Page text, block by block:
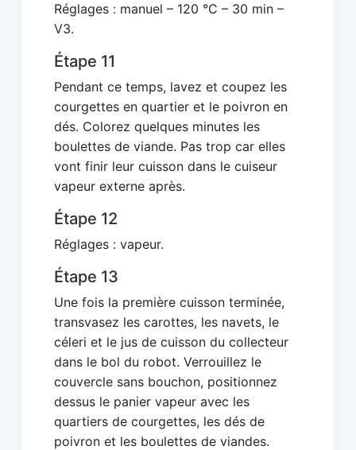
Réglages : manuel – 120 °C – 30 min –
V3.
Étape 11
Pendant ce temps, lavez et coupez les
courgettes en quartier et le poivron en
dés. Colorez quelques minutes les
boulettes de viande. Pas trop car elles
vont finir leur cuisson dans le cuiseur
vapeur externe après.
Étape 12
Réglages : vapeur.
Étape 13
Une fois la première cuisson terminée,
transvasez les carottes, les navets, le
céleri et le jus de cuisson du collecteur
dans le bol du robot. Verrouillez le
couvercle sans bouchon, positionnez
dessus le panier vapeur avec les
quartiers de courgettes, les dés de
poivron et les boulettes de viandes.